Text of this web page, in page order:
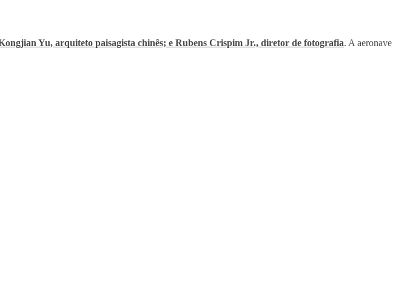
Yu, arquiteto paisagista chinês; e Rubens Crispim Jr., diretor de fotografia. A aeronave